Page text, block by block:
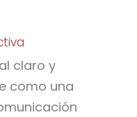
claro y
como una